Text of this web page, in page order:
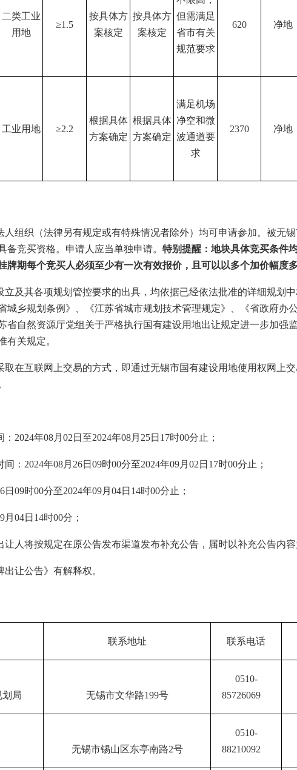
二类工业
用地
≥1.5
按具体方
案核定
按具体方
案核定
但需满足
省市有关
规范要求
620 净地
工业用地 ≥2.2
根据具体
方案确定
根据具体
方案确定
满足机场
净空和微
波通道要
求
2370 净地
组织（法律另有规定或有特殊情况者除外）均可申请参加。被无
竞买资格。申请人应当单独申请。 特别提醒：地块具体竞买条件
牌期每个竞买人必须至少有一次有效报价，且可以以多个加价幅度多
及其各项规划管控要求的出具，均依据已经依法批准的详细规划
乡规划条例》、《江苏省城市规划技术管理规定》、
《省政府办
省自然资源厅党组关于严格执行国有建设用地出让规定进一步加强
有关规定。
取在互联网上交易的方式，即通过无锡市国有建设用地使用权网上
2024年08月 02 日至2024年08月 25日 17时00分止；
： 2024年08月 26日 09时00分至2024年09月 02 日 17时00分 止；
日 09时00分至2024年09月 04日 14时00分 止 ；
月 04日 14时00分 ；
让人将按规定在原公告发布渠道发布补充公告，届时以补充公告内容
让公告》有解释权。
联系地址 联系电话
局 无锡市文华路199号
0510-
85726069
无锡市锡山区东亭南路2号
0510-
88210092